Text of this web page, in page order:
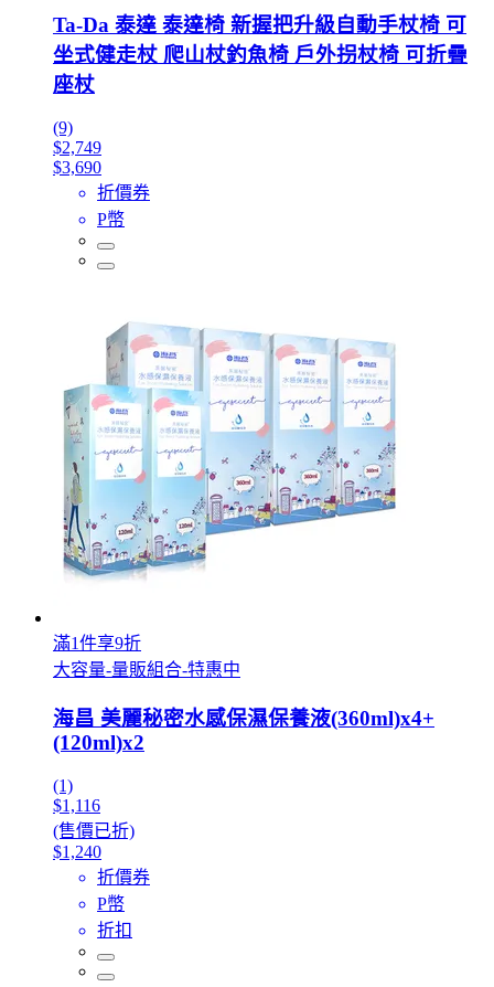
Ta-Da 泰達 泰達椅 新握把升級自動手杖椅 可
坐式健走杖 爬山杖釣魚椅 戶外拐杖椅 可折疊
座杖
(9)
$2,749
$3,690
折價券
P幣
滿1件享9折
大容量-量販組合-特惠中
海昌 美麗秘密水感保濕保養液(360ml)x4+
(120ml)x2
(1)
$1,116
(售價已折)
$1,240
折價券
P幣
折扣